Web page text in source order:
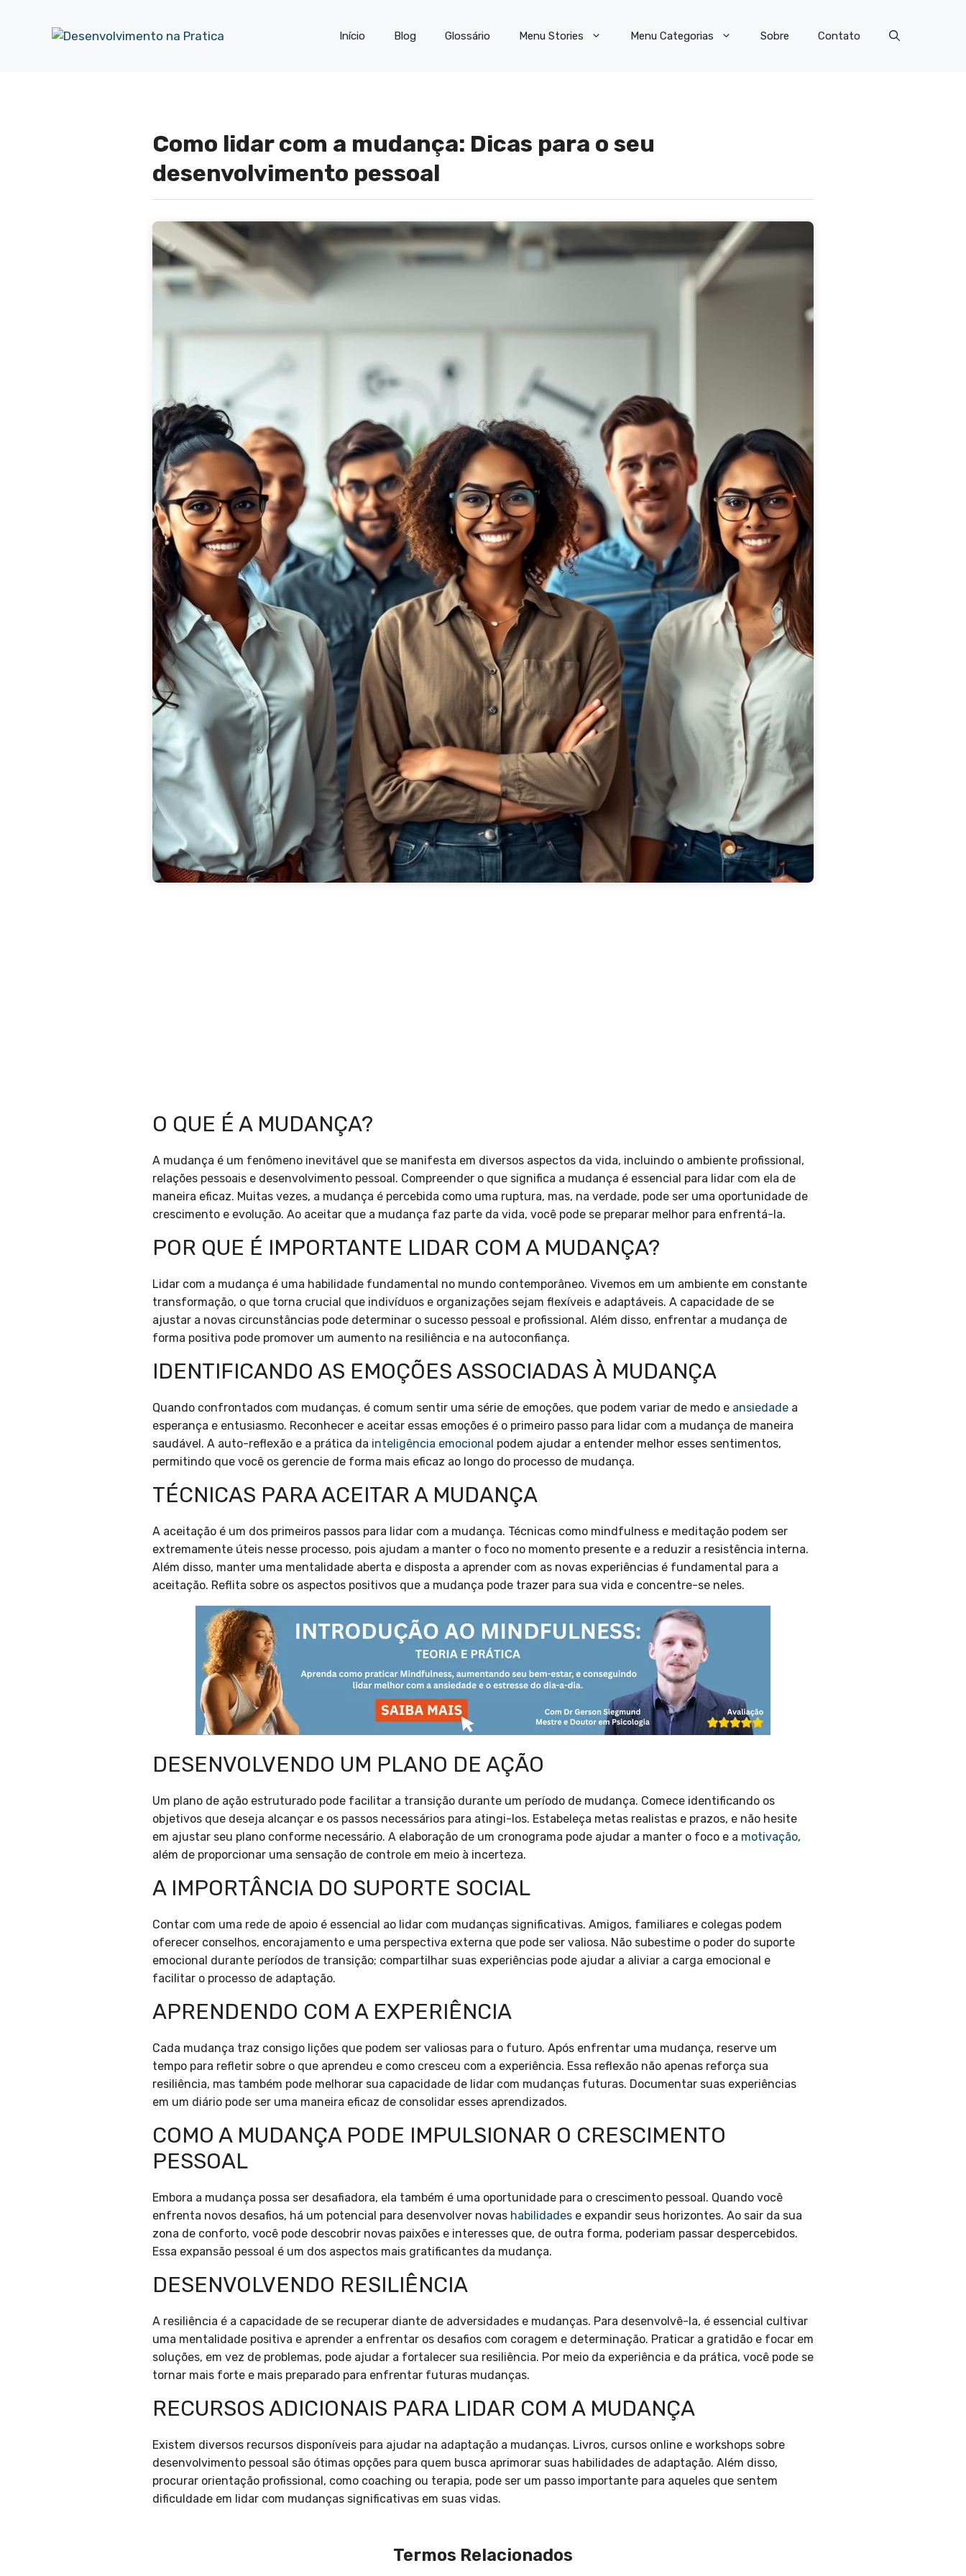
Início Blog Glossário Menu Stories Menu Categorias Sobre Contato
Como lidar com a mudança: Dicas para o seu
desenvolvimento pessoal
O QUE É A MUDANÇA?
A mudança é um fenômeno inevitável que se manifesta em diversos aspectos da vida, incluindo o ambiente profissional,
relações pessoais e desenvolvimento pessoal. Compreender o que significa a mudança é essencial para lidar com ela de
maneira eficaz. Muitas vezes, a mudança é percebida como uma ruptura, mas, na verdade, pode ser uma oportunidade de
crescimento e evolução. Ao aceitar que a mudança faz parte da vida, você pode se preparar melhor para enfrentá-la.
POR QUE É IMPORTANTE LIDAR COM A MUDANÇA?
Lidar com a mudança é uma habilidade fundamental no mundo contemporâneo. Vivemos em um ambiente em constante
transformação, o que torna crucial que indivíduos e organizações sejam flexíveis e adaptáveis. A capacidade de se
ajustar a novas circunstâncias pode determinar o sucesso pessoal e profissional. Além disso, enfrentar a mudança de
forma positiva pode promover um aumento na resiliência e na autoconfiança.
IDENTIFICANDO AS EMOÇÕES ASSOCIADAS À MUDANÇA
Quando confrontados com mudanças, é comum sentir uma série de emoções, que podem variar de medo e ansiedade a
esperança e entusiasmo. Reconhecer e aceitar essas emoções é o primeiro passo para lidar com a mudança de maneira
saudável. A auto-reflexão e a prática da inteligência emocional podem ajudar a entender melhor esses sentimentos,
permitindo que você os gerencie de forma mais eficaz ao longo do processo de mudança.
TÉCNICAS PARA ACEITAR A MUDANÇA
A aceitação é um dos primeiros passos para lidar com a mudança. Técnicas como mindfulness e meditação podem ser
extremamente úteis nesse processo, pois ajudam a manter o foco no momento presente e a reduzir a resistência interna.
Além disso, manter uma mentalidade aberta e disposta a aprender com as novas experiências é fundamental para a
aceitação. Reflita sobre os aspectos positivos que a mudança pode trazer para sua vida e concentre-se neles.
DESENVOLVENDO UM PLANO DE AÇÃO
Um plano de ação estruturado pode facilitar a transição durante um período de mudança. Comece identificando os
objetivos que deseja alcançar e os passos necessários para atingi-los. Estabeleça metas realistas e prazos, e não hesite
em ajustar seu plano conforme necessário. A elaboração de um cronograma pode ajudar a manter o foco e a motivação,
além de proporcionar uma sensação de controle em meio à incerteza.
A IMPORTÂNCIA DO SUPORTE SOCIAL
Contar com uma rede de apoio é essencial ao lidar com mudanças significativas. Amigos, familiares e colegas podem
oferecer conselhos, encorajamento e uma perspectiva externa que pode ser valiosa. Não subestime o poder do suporte
emocional durante períodos de transição; compartilhar suas experiências pode ajudar a aliviar a carga emocional e
facilitar o processo de adaptação.
APRENDENDO COM A EXPERIÊNCIA
Cada mudança traz consigo lições que podem ser valiosas para o futuro. Após enfrentar uma mudança, reserve um
tempo para refletir sobre o que aprendeu e como cresceu com a experiência. Essa reflexão não apenas reforça sua
resiliência, mas também pode melhorar sua capacidade de lidar com mudanças futuras. Documentar suas experiências
em um diário pode ser uma maneira eficaz de consolidar esses aprendizados.
COMO A MUDANÇA PODE IMPULSIONAR O CRESCIMENTO
PESSOAL
Embora a mudança possa ser desafiadora, ela também é uma oportunidade para o crescimento pessoal. Quando você
enfrenta novos desafios, há um potencial para desenvolver novas habilidades e expandir seus horizontes. Ao sair da sua
zona de conforto, você pode descobrir novas paixões e interesses que, de outra forma, poderiam passar despercebidos.
Essa expansão pessoal é um dos aspectos mais gratificantes da mudança.
DESENVOLVENDO RESILIÊNCIA
A resiliência é a capacidade de se recuperar diante de adversidades e mudanças. Para desenvolvê-la, é essencial cultivar
uma mentalidade positiva e aprender a enfrentar os desafios com coragem e determinação. Praticar a gratidão e focar em
soluções, em vez de problemas, pode ajudar a fortalecer sua resiliência. Por meio da experiência e da prática, você pode se
tornar mais forte e mais preparado para enfrentar futuras mudanças.
RECURSOS ADICIONAIS PARA LIDAR COM A MUDANÇA
Existem diversos recursos disponíveis para ajudar na adaptação a mudanças. Livros, cursos online e workshops sobre
desenvolvimento pessoal são ótimas opções para quem busca aprimorar suas habilidades de adaptação. Além disso,
procurar orientação profissional, como coaching ou terapia, pode ser um passo importante para aqueles que sentem
dificuldade em lidar com mudanças significativas em suas vidas.
Termos Relacionados